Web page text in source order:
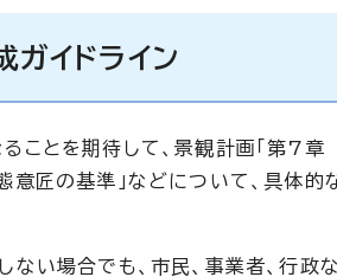
イドライン
ことを期待して、景観計画「第7
意匠の基準」などについて、具体
ない場合でも、市民、事業者、行